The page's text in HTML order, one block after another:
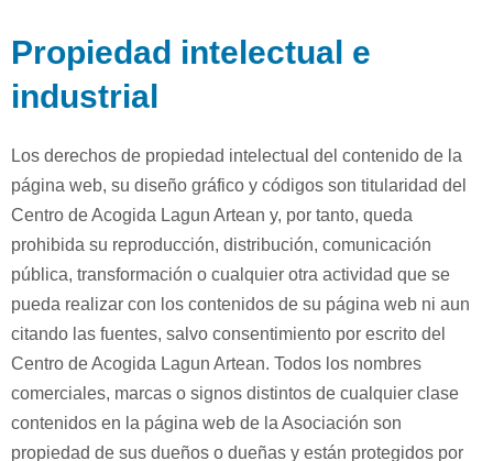
Propiedad intelectual e
industrial
Los derechos de propiedad intelectual del contenido de la
página web, su diseño gráfico y códigos son titularidad del
Centro de Acogida Lagun Artean y, por tanto, queda
prohibida su reproducción, distribución, comunicación
pública, transformación o cualquier otra actividad que se
pueda realizar con los contenidos de su página web ni aun
citando las fuentes, salvo consentimiento por escrito del
Centro de Acogida Lagun Artean. Todos los nombres
comerciales, marcas o signos distintos de cualquier clase
contenidos en la página web de la Asociación son
propiedad de sus dueños o dueñas y están protegidos por